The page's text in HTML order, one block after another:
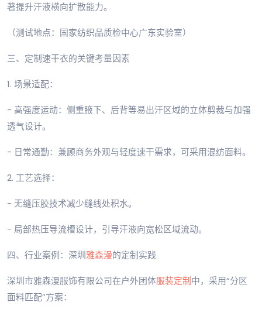
著提升汗液横向扩散能力。
（测试地点：国家纺织品质检中心广东实验室）
三、定制速干衣的关键考量因素
1. 场景适配：
- 高强度运动：侧重腋下、后背等易出汗区域的立体剪裁与加强
透气设计。
- 日常通勤：兼顾商务外观与轻度速干需求，可采用混纺面料。
2. 工艺选择：
- 无缝压胶技术减少缝线处积水。
- 局部热压导流槽设计，引导汗液向宽松区域流动。
四、行业案例：深圳雅森漫的定制实践
深圳市雅森漫服饰有限公司在户外团体服装定制中，采用“分区
面料匹配”方案：